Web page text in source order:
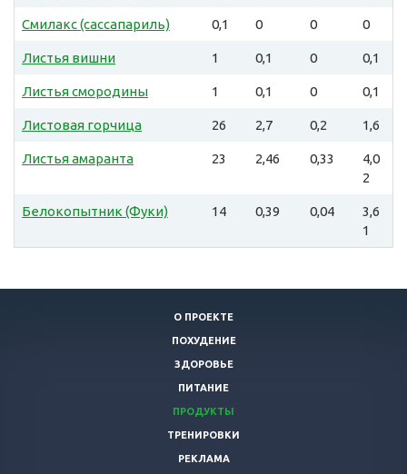
Смилакс (сассапариль) 0,1 0 0 0
Листья вишни 1 0,1 0 0,1
Листья смородины 1 0,1 0 0,1
Листовая горчица 26 2,7 0,2 1,6
Листья амаранта 23 2,46 0,33
4,0
2
Белокопытник (Фуки) 14 0,39 0,04
3,6
1
О ПРОЕКТЕ
ПОХУДЕНИЕ
ЗДОРОВЬЕ
ПИТАНИЕ
ПРОДУКТЫ
ТРЕНИРОВКИ
РЕКЛАМА